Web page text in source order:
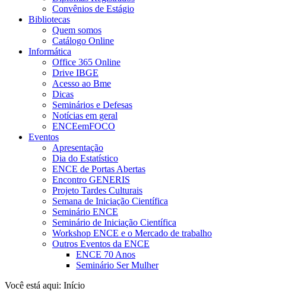
Convênios de Estágio
Bibliotecas
Quem somos
Catálogo Online
Informática
Office 365 Online
Drive IBGE
Acesso ao Bme
Dicas
Seminários e Defesas
Notícias em geral
ENCEemFOCO
Eventos
Apresentação
Dia do Estatístico
ENCE de Portas Abertas
Encontro GENERIS
Projeto Tardes Culturais
Semana de Iniciação Científica
Seminário ENCE
Seminário de Iniciação Científica
Workshop ENCE e o Mercado de trabalho
Outros Eventos da ENCE
ENCE 70 Anos
Seminário Ser Mulher
Você está aqui: Início